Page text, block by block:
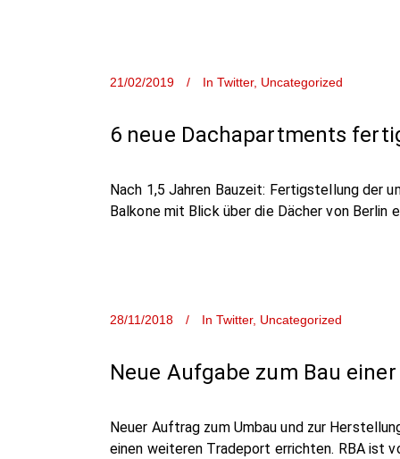
21/02/2019 In Twitter, Uncategorized
6 neue Dachapartments
Nach 1,5 Jahren Bauzeit: Fertigstellung der
Balkone mit Blick über die Dächer von Berlin
28/11/2018 In Twitter, Uncategorized
Neue Aufgabe zum Bau
Neuer Auftrag zum Umbau und zur
einen weiteren Tradeport errichten. RBA ist